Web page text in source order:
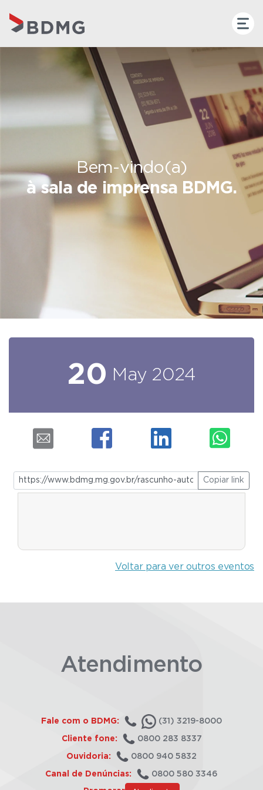
Bem-vindo(a)
à sala de imprensa BDMG.
20 May 2024
Copiar link
Voltar para ver outros eventos
Atendimento
Fale com o BDMG: (31) 3219-8000
Cliente fone: 0800 283 8337
Ouvidoria: 0800 940 5832
Canal de Denúncias: 0800 580 3346